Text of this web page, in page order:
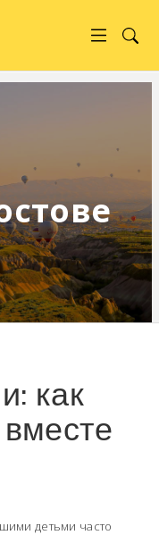
как
детьми часто